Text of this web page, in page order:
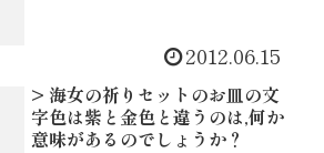
2012.06.15
> 海女の祈りセットのお皿の文
字色は紫と金色と違うのは,何か
意味があるのでしょうか？